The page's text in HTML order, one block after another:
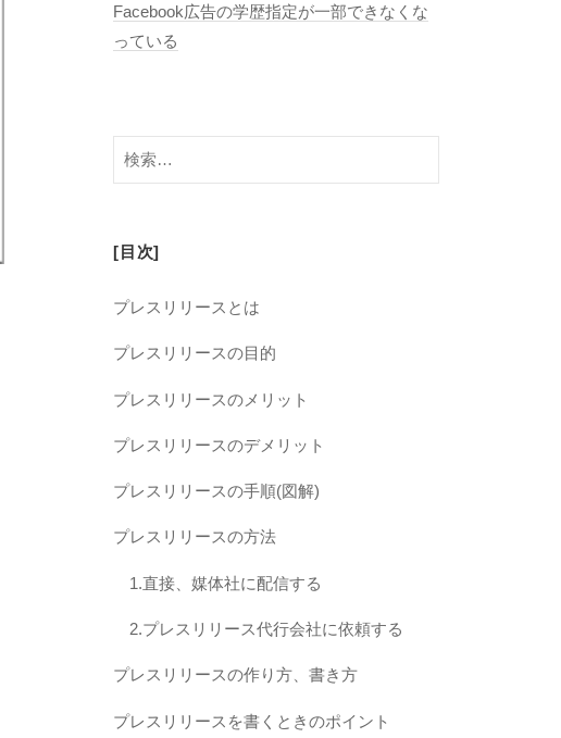
Facebook広告の学歴指定が一部できなくな
っている
検
索:
[目次]
プレスリリースとは
プレスリリースの目的
プレスリリースのメリット
プレスリリースのデメリット
プレスリリースの手順(図解)
プレスリリースの方法
1.直接、媒体社に配信する
2.プレスリリース代行会社に依頼する
プレスリリースの作り方、書き方
プレスリリースを書くときのポイント